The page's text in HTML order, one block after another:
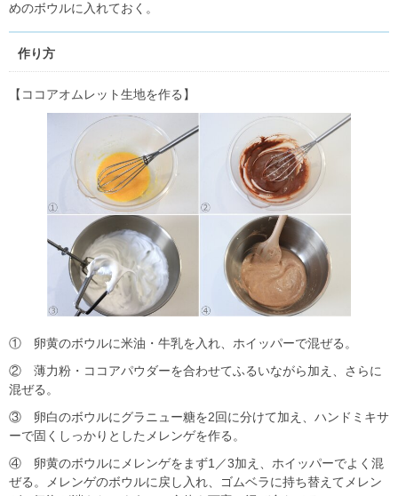
めのボウルに入れておく。
作り方
【ココアオムレット生地を作る】
① 卵黄のボウルに米油・牛乳を入れ、ホイッパーで混ぜる。
② 薄力粉・ココアパウダーを合わせてふるいながら加え、さらに
混ぜる。
③ 卵白のボウルにグラニュー糖を2回に分けて加え、ハンドミキサ
ーで固くしっかりとしたメレンゲを作る。
④ 卵黄のボウルにメレンゲをまず1／3加え、ホイッパーでよく混
ぜる。メレンゲのボウルに戻し入れ、ゴムベラに持ち替えてメレン